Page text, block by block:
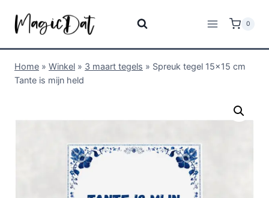
0
Home » Winkel » 3 maart tegels » Spreuk tegel 15×15 cm
Tante is mijn held